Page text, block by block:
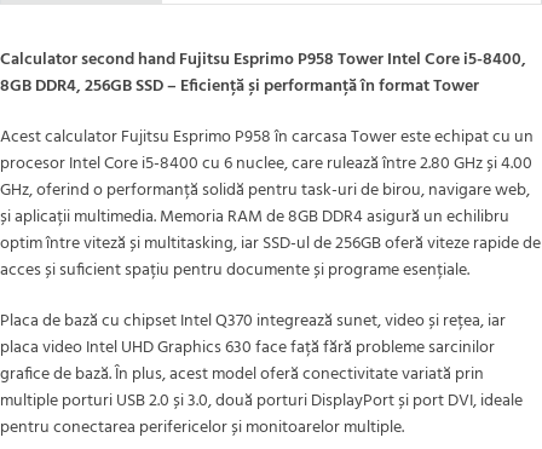
Calculator second hand Fujitsu Esprimo P958 Tower Intel Core i5-8400,
8GB DDR4, 256GB SSD – Eficiență și performanță în format Tower
Acest calculator Fujitsu Esprimo P958 în carcasa Tower este echipat cu un
procesor Intel Core i5-8400 cu 6 nuclee, care rulează între 2.80 GHz și 4.00
GHz, oferind o performanță solidă pentru task-uri de birou, navigare web,
și aplicații multimedia. Memoria RAM de 8GB DDR4 asigură un echilibru
optim între viteză și multitasking, iar SSD-ul de 256GB oferă viteze rapide de
acces și suficient spațiu pentru documente și programe esențiale.
Placa de bază cu chipset Intel Q370 integrează sunet, video și rețea, iar
placa video Intel UHD Graphics 630 face față fără probleme sarcinilor
grafice de bază. În plus, acest model oferă conectivitate variată prin
multiple porturi USB 2.0 și 3.0, două porturi DisplayPort și port DVI, ideale
pentru conectarea perifericelor și monitoarelor multiple.